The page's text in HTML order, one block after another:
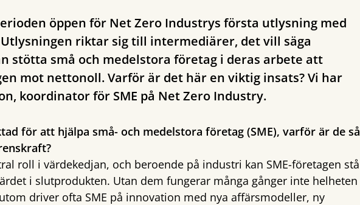
öppen för Net Zero Industrys första utlysning med
Utlysningen riktar sig till intermediärer, det vill säga
stötta små och medelstora företag i deras arbete att
mot nettonoll. Varför är det här en viktig insats? Vi har
koordinator för SME på Net Zero Industry.
för att hjälpa små- och medelstora företag (SME), varför är de så
roll i värdekedjan, och beroende på industri kan SME-företagen stå
i slutprodukten. Utan dem fungerar många gånger inte helheten
driver ofta SME på innovation med nya affärsmodeller, ny